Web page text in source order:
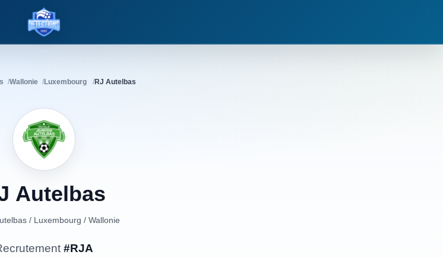
Détections Foot
Wallonie Luxembourg RJ Autelbas
Autelbas
/ Luxembourg / Wallonie
#RJA